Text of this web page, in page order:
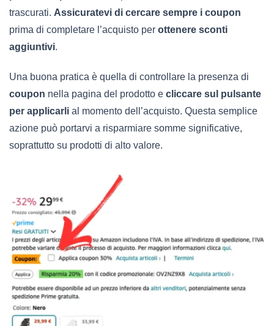
trascurati. Assicuratevi di cercare sempre i coupon
prima di completare l’acquisto per ottenere sconti
aggiuntivi.
Una buona pratica è quella di controllare la presenza di
coupon nella pagina del prodotto e cliccare sul pulsante
per applicarli al momento dell’acquisto. Questa semplice
azione può portarvi a risparmiare somme significative,
soprattutto su prodotti di alto valore.